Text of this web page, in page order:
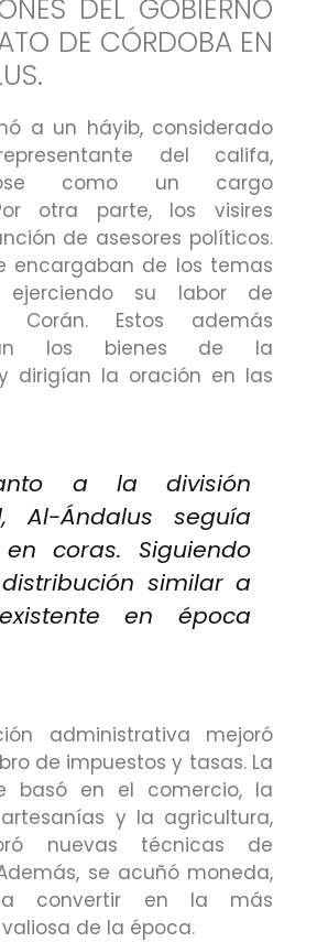
DEL GOBIERNO
DE CÓRDOBA EN
a un háyib, considerado
del califa,
como un cargo
otra parte, los visires
de asesores políticos.
encargaban de los temas
ejerciendo su labor de
Corán. Estos además
los bienes de la
dirigían la oración en las
a la división
Al-Ándalus seguía
coras. Siguiendo
similar a
en época
administrativa mejoró
de impuestos y tasas. La
basó en el comercio, la
y la agricultura,
nuevas técnicas de
se acuñó moneda,
a convertir en la más
de la época.